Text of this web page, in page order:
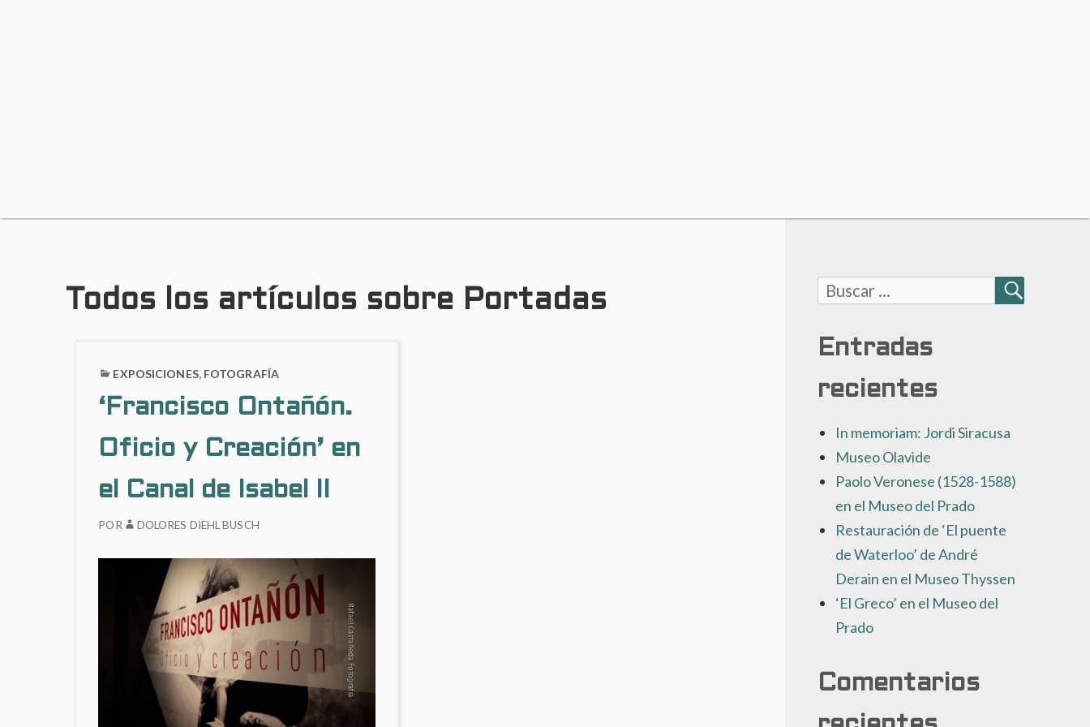
Todos los artículos sobre Portadas
EXPOSICIONES, FOTOGRAFÍA
‘Francisco Ontañón.
Oficio y Creación’ en
el Canal de Isabel II
POR DOLORES DIEHL BUSCH
Buscar:
BUSCAR
Entradas
recientes
In memoriam: Jordi Siracusa
Museo Olavide
Paolo Veronese (1528-1588)
en el Museo del Prado
Restauración de ‘El puente
de Waterloo’ de André
Derain en el Museo Thyssen
‘El Greco’ en el Museo del
Prado
Comentarios